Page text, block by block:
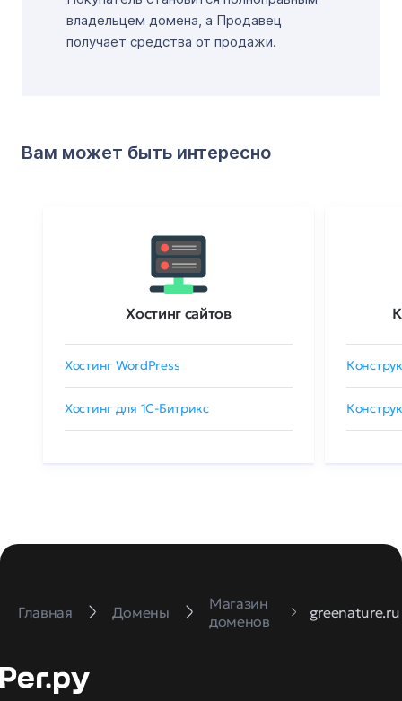
владельцем домена, а Продавец
получает средства от продажи.
Вам может быть интересно
Хостинг сайтов
Хостинг WordPress
Хостинг для 1C-Битрикс
Главная Домены
Магазин
доменов
greenature.ru